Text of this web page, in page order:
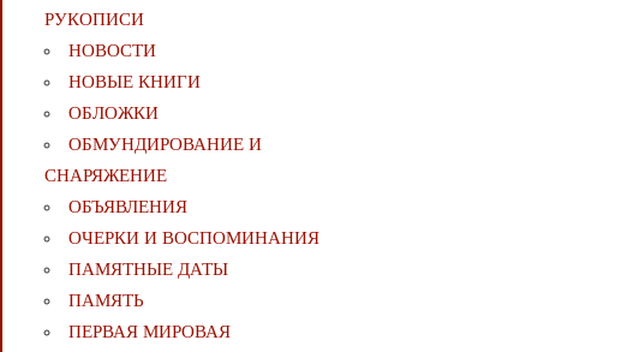
РУКОПИСИ
НОВОСТИ
НОВЫЕ КНИГИ
ОБЛОЖКИ
ОБМУНДИРОВАНИЕ И
СНАРЯЖЕНИЕ
ОБЪЯВЛЕНИЯ
ОЧЕРКИ И ВОСПОМИНАНИЯ
ПАМЯТНЫЕ ДАТЫ
ПАМЯТЬ
ПЕРВАЯ МИРОВАЯ